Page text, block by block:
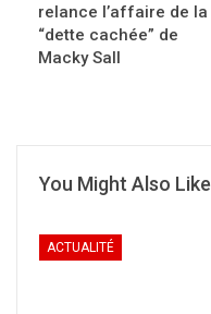
relance l’affaire de la
“dette cachée” de
Macky Sall
You Might Also Like
ACTUALITÉ